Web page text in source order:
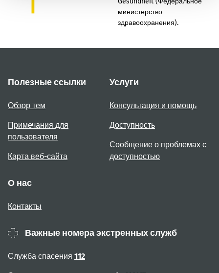
министерство
здравоохранения).
Полезные ссылки
Обзор тем
Примечания для
пользователя
Карта веб-сайта
Услуги
Консультация и помощь
Доступность
Сообщение о проблемах с
доступностью
О нас
Контакты
Важные номера экстренных служб
Служба спасения 112